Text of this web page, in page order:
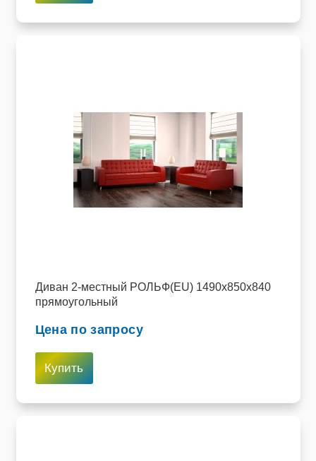
Диван 2-местный РОЛЬФ(EU) 1490х850х840
прямоугольный
Цена по запросу
Купить